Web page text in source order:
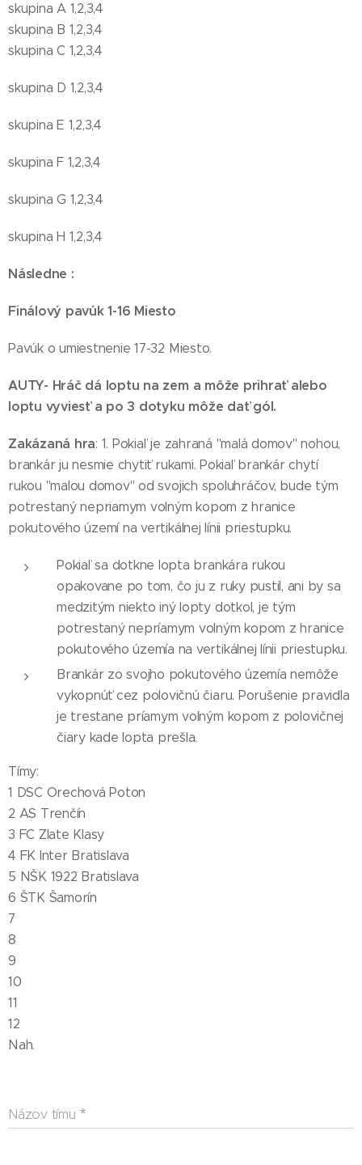
skupina A 1,2,3,4
skupina B 1,2,3,4
skupina C 1,2,3,4
skupina D 1,2,3,4
skupina E 1,2,3,4
skupina F 1,2,3,4
skupina G 1,2,3,4
skupina H 1,2,3,4
Následne :
Finálový pavúk 1-16 Miesto
Pavúk o umiestnenie 17-32 Miesto.
AUTY- Hráč dá loptu na zem a môže prihrať alebo
loptu vyviesť a po 3 dotyku môže dať gól.
Zakázaná hra: 1. Pokiaľ je zahraná "malá domov" nohou,
brankár ju nesmie chytiť rukami. Pokiaľ brankár chytí
rukou "malou domov" od svojich spoluhráčov, bude tým
potrestaný nepriamym volným kopom z hranice
pokutového území na vertikálnej línii priestupku.
Pokiaľ sa dotkne lopta brankára rukou
opakovane po tom, čo ju z ruky pustil, ani by sa
medzitým niekto iný lopty dotkol, je tým
potrestaný nepríamym volným kopom z hranice
pokutového územía na vertikálnej línii priestupku.
Brankár zo svojho pokutového územía nemôže
vykopnúť cez polovičnú čiaru. Porušenie pravidla
je trestane príamym volným kopom z polovičnej
čiary kade lopta prešla.
Tímy:
1 DSC Orechová Poton
2 AS Trenčín
3 FC Zlate Klasy
4 FK Inter Bratislava
5 NŠK 1922 Bratislava
6 ŠTK Šamorín
7
8
9
10
11
12
Nah.
Názov tímu